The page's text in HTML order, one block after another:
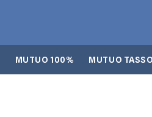
MUTUO 100% MUTUO